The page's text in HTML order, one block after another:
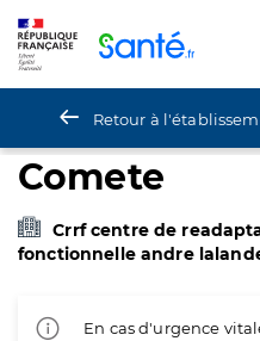
Retour à
Comete
Crrf centre de
fonctionnelle andre
En cas d'urgence